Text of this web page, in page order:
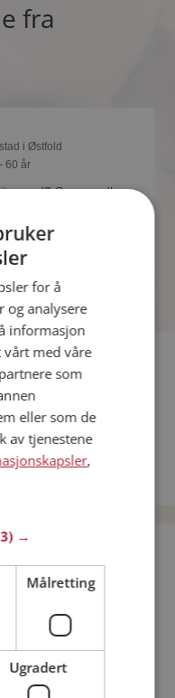
fra
i Østfold
60 år
med? Som medlem
single.
Kvinne
for å
og analysere
informasjon
med våre
som
eller som de
av tjenestene
,
→
Målretting
Ugradert